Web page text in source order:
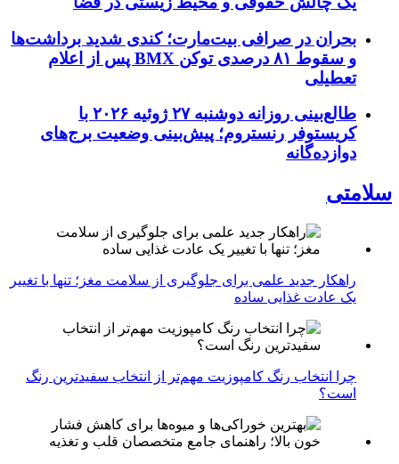
بحران در صرافی بیت‌مارت؛ کندی شدید برداشت‌ها
و سقوط ۸۱ درصدی توکن BMX پس از اعلام
تعطیلی
طالع‌بینی روزانه دوشنبه ۲۷ ژوئیه ۲۰۲۶ با
کریستوفر رنستروم؛ پیش‌بینی وضعیت برج‌های
دوازده‌گانه
سلامتی
راهکار جدید علمی برای جلوگیری از سلامت مغز؛ تنها با تغییر
یک عادت غذایی ساده
چرا انتخاب رنگ کامپوزیت مهم‌تر از انتخاب سفیدترین رنگ
است؟